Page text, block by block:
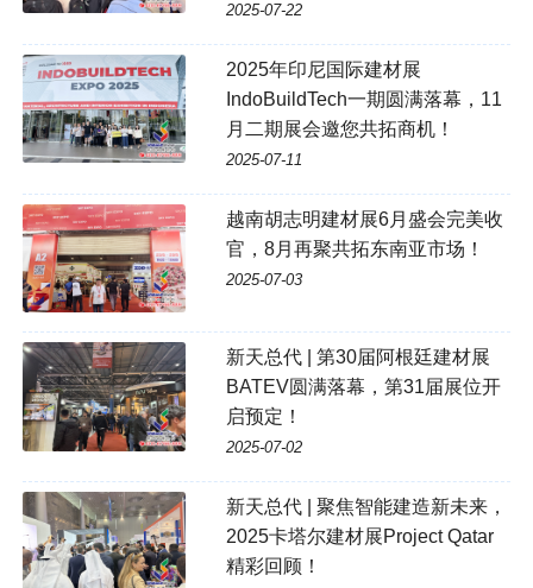
2025-07-22
2025年印尼国际建材展
IndoBuildTech一期圆满落幕，11
月二期展会邀您共拓商机！
2025-07-11
越南胡志明建材展6月盛会完美收
官，8月再聚共拓东南亚市场！
2025-07-03
新天总代 | 第30届阿根廷建材展
BATEV圆满落幕，第31届展位开
启预定！
2025-07-02
新天总代 | 聚焦智能建造新未来，
2025卡塔尔建材展Project Qatar
精彩回顾！